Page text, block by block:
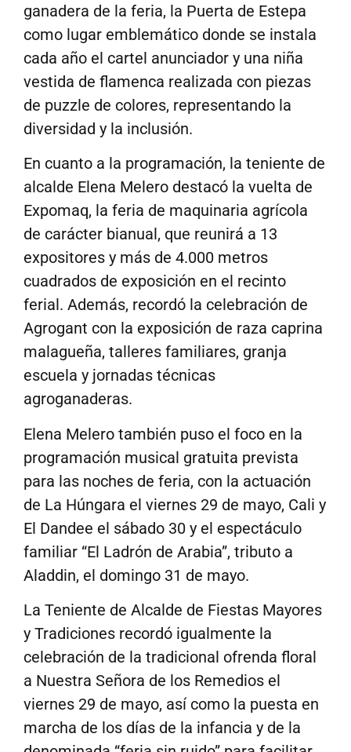
ganadera de la feria, la Puerta de Estepa
como lugar emblemático donde se instala
cada año el cartel anunciador y una niña
vestida de flamenca realizada con piezas
de puzzle de colores, representando la
diversidad y la inclusión.
En cuanto a la programación, la teniente de
alcalde Elena Melero destacó la vuelta de
Expomaq, la feria de maquinaria agrícola
de carácter bianual, que reunirá a 13
expositores y más de 4.000 metros
cuadrados de exposición en el recinto
ferial. Además, recordó la celebración de
Agrogant con la exposición de raza caprina
malagueña, talleres familiares, granja
escuela y jornadas técnicas
agroganaderas.
Elena Melero también puso el foco en la
programación musical gratuita prevista
para las noches de feria, con la actuación
de La Húngara el viernes 29 de mayo, Cali y
El Dandee el sábado 30 y el espectáculo
familiar “El Ladrón de Arabia”, tributo a
Aladdin, el domingo 31 de mayo.
La Teniente de Alcalde de Fiestas Mayores
y Tradiciones recordó igualmente la
celebración de la tradicional ofrenda floral
a Nuestra Señora de los Remedios el
viernes 29 de mayo, así como la puesta en
marcha de los días de la infancia y de la